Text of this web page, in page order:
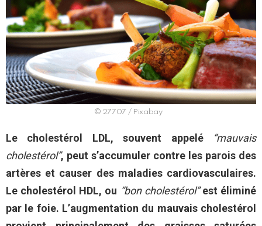
© 27707 / Pixabay
Le cholestérol LDL, souvent appelé
“mauvais
cholestérol”, peut s’accumuler contre les parois des
artères et causer des maladies cardiovasculaires.
Le cholestérol HDL, ou “bon cholestérol”est éliminé
par le foie. L’augmentation du mauvais cholestérol